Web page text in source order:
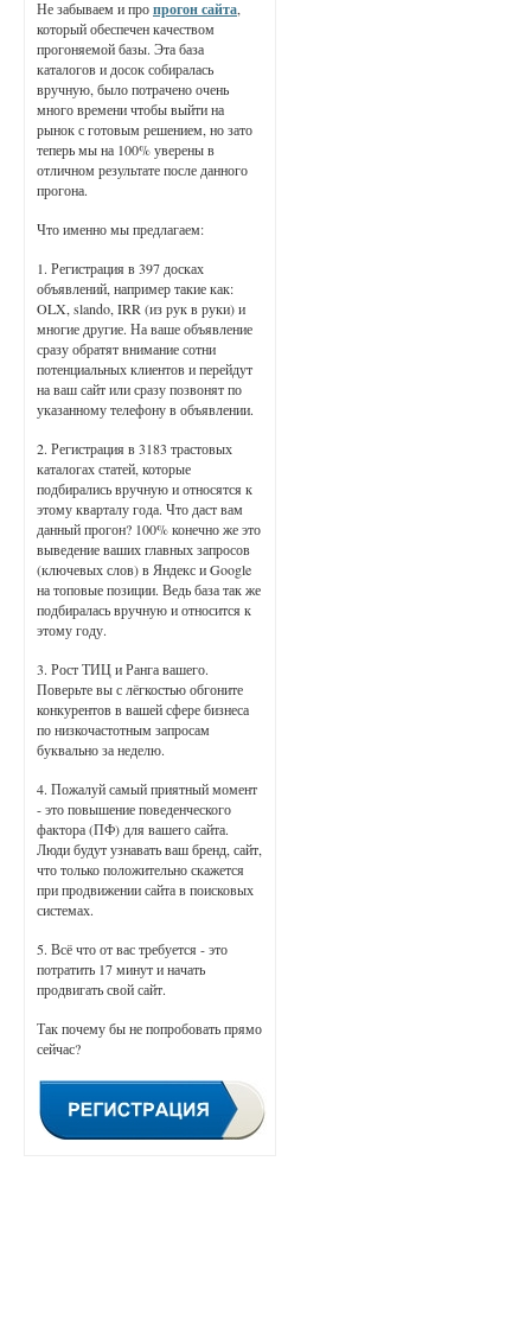
Не забываем и пропрогон сайта,
который обеспечен качеством
прогоняемой базы. Эта база
каталогов и досок собиралась
вручную, было потрачено очень
много времени чтобы выйти на
рынок с готовым решением, но зато
теперь мы на 100% уверены в
отличном результате после данного
прогона.
Что именно мы предлагаем:
1. Регистрация в 397 досках
объявлений, например такие как:
OLX, slando, IRR (из рук в руки) и
многие другие. На ваше объявление
сразу обратят внимание сотни
потенциальных клиентов и перейдут
на ваш сайт или сразу позвонят по
указанному телефону в объявлении.
2. Регистрация в 3183 трастовых
каталогах статей, которые
подбирались вручную и относятся к
этому кварталу года. Что даст вам
данный прогон? 100% конечно же это
выведение ваших главных запросов
(ключевых слов) в Яндекс и Google
на топовые позиции. Ведь база так же
подбиралась вручную и относится к
этому году.
3. Рост ТИЦ и Ранга вашего.
Поверьте вы с лёгкостью обгоните
конкурентов в вашей сфере бизнеса
по низкочастотным запросам
буквально за неделю.
4. Пожалуй самый приятный момент
- это повышение поведенческого
фактора (ПФ) для вашего сайта.
Люди будут узнавать ваш бренд, сайт,
что только положительно скажется
при продвижении сайта в поисковых
системах.
5. Всё что от вас требуется - это
потратить 17 минут и начать
продвигать свой сайт.
Так почему бы не попробовать прямо
сейчас?